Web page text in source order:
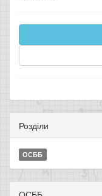
Розділи
ОСББ